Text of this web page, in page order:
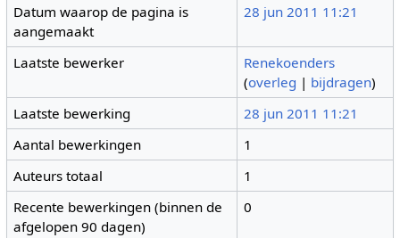
Datum waarop de pagina is
aangemaakt
28 jun 2011 11:21
Laatste bewerker
Renekoenders
(overleg | bijdragen)
Laatste bewerking
28 jun 2011 11:21
Aantal bewerkingen
1
Auteurs totaal
1
Recente bewerkingen (binnen de
afgelopen 90 dagen)
0